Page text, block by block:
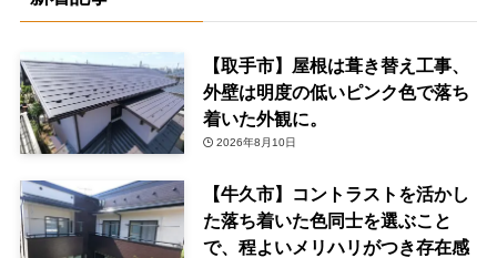
【取手市】屋根は葺き替え工事、
外壁は明度の低いピンク色で落ち
着いた外観に。
2026年8月10日
【牛久市】コントラストを活かし
た落ち着いた色同士を選ぶこと
で、程よいメリハリがつき存在感